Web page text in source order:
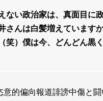
ない政治家は、真面目に
さんは白髪増えています
笑）僕は今、どんどん黒
意的偏向報道誹謗中傷と